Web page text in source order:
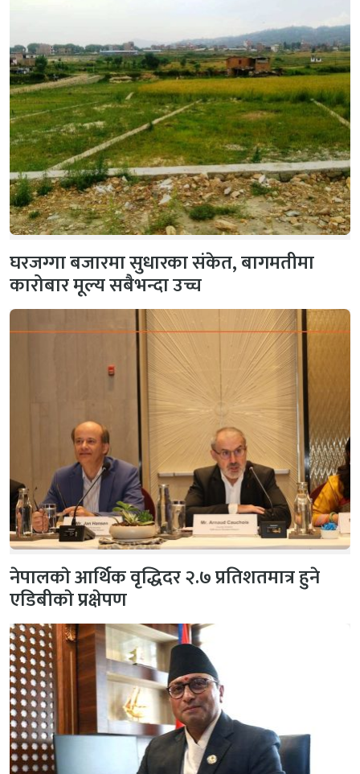
घरजग्गा बजारमा सुधारका संकेत, बागमतीमा
कारोबार मूल्य सबैभन्दा उच्च
नेपालकाे आर्थिक वृद्धिदर २.७ प्रतिशतमात्र हुने
एडिबीकाे प्रक्षेपण